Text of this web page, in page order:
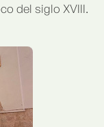
del siglo XVIII.